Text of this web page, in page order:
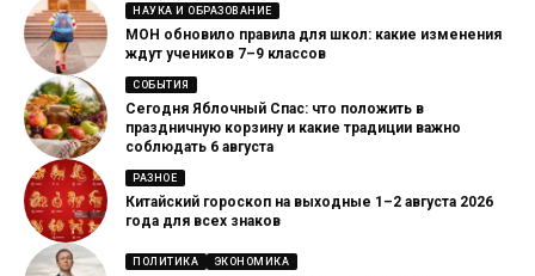
НАУКА И ОБРАЗОВАНИЕ
МОН обновило правила для школ: какие изменения
ждут учеников 7–9 классов
СОБЫТИЯ
Сегодня Яблочный Спас: что положить в
праздничную корзину и какие традиции важно
соблюдать 6 августа
РАЗНОЕ
Китайский гороскоп на выходные 1–2 августа 2026
года для всех знаков
ПОЛИТИКА ЭКОНОМИКА